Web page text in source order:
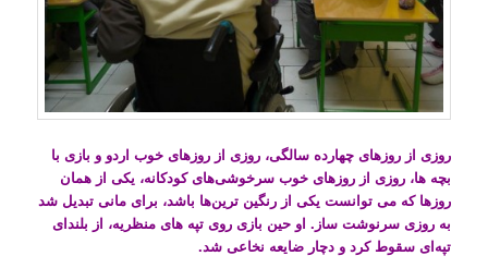
روزی از روزهای چهارده سالگی، روزی از روزهای خوب اردو و بازی با
بچه ها، روزی از روزهای خوب سرخوشی‌های کودکانه، یکی از همان
روزها که می توانست یکی از رنگین ترین‌ها باشد، برای مانی تبدیل شد
به روزی سرنوشت ساز. او حین بازی روی تپه های منظریه، از بلندای
تپه‌ای سقوط کرد و دچار ضایعه نخاعی شد.